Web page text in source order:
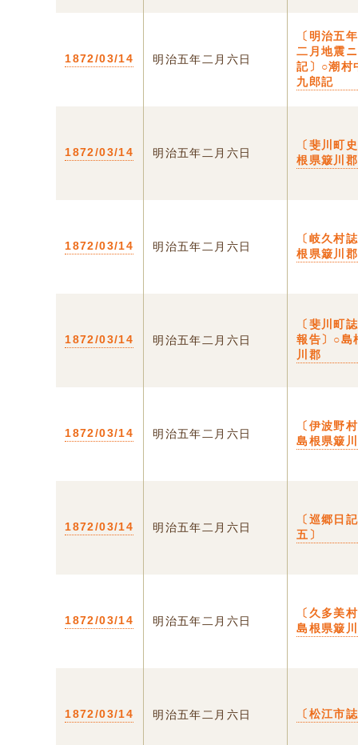
1872/03/14 明治五年二月六日
〔明治五
二月地震
記〕○潮村
九郎記
1872/03/14 明治五年二月六日
〔斐川町
根県簸川郡
1872/03/14 明治五年二月六日
〔岐久村
根県簸川郡
1872/03/14 明治五年二月六日
〔斐川町
報告〕○島
川郡
1872/03/14 明治五年二月六日
〔伊波野
島根県簸
1872/03/14 明治五年二月六日
〔巡郷日
五〕
1872/03/14 明治五年二月六日
〔久多美
島根県簸
1872/03/14 明治五年二月六日 〔松江市